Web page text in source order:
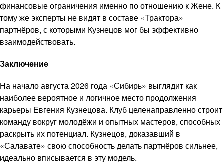
финансовые ограничения именно по отношению к Жене. К
тому же эксперты не видят в составе «Трактора»
партнёров, с которыми Кузнецов мог бы эффективно
взаимодействовать.
Заключение
На начало августа 2026 года «Сибирь» выглядит как
наиболее вероятное и логичное место продолжения
карьеры Евгения Кузнецова. Клуб целенаправленно строит
команду вокруг молодёжи и опытных мастеров, способных
раскрыть их потенциал. Кузнецов, доказавший в
«Салавате» свою способность делать партнёров сильнее,
идеально вписывается в эту модель.